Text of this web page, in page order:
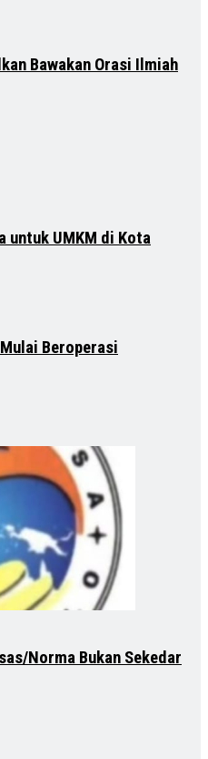
Bawakan Orasi Ilmiah
untuk UMKM di Kota
Beroperasi
Norma Bukan Sekedar